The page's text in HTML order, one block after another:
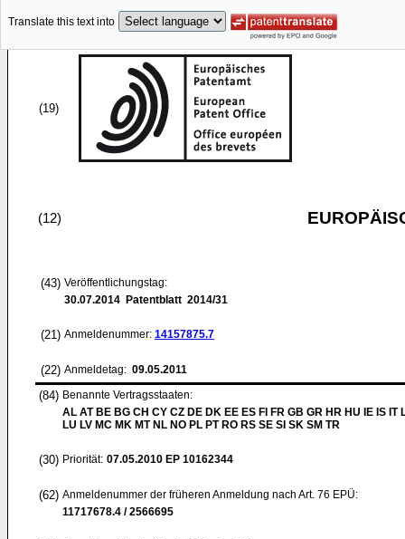
Translate this text into
(19)
(12)
(43) Veröffentlichungstag:
30.07.2014 Patentblatt 2014/31
(21) Anmeldenummer: 14157875.7
(22) Anmeldetag: 09.05.2011
(84) Benannte Vertragsstaaten:
AL AT BE BG CH CY CZ DE DK EE ES FI FR GB GR HR HU IE IS IT
LU LV MC MK MT NL NO PL PT RO RS SE SI SK SM TR
(30) Priorität: 07.05.2010 EP 10162344
(62) Anmeldenummer der früheren Anmeldung nach Art. 76 EPÜ:
11717678.4 / 2566695